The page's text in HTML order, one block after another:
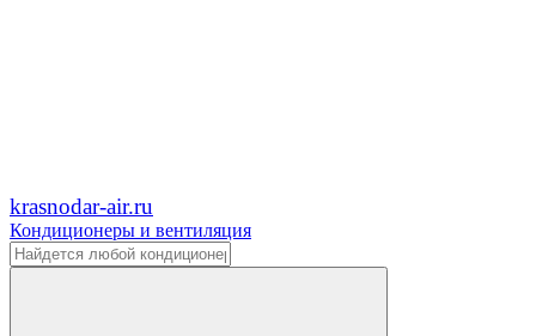
krasnodar-air.ru
Кондиционеры и вентиляция